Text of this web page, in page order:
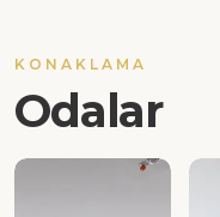
KONAKLAMA
Odalar